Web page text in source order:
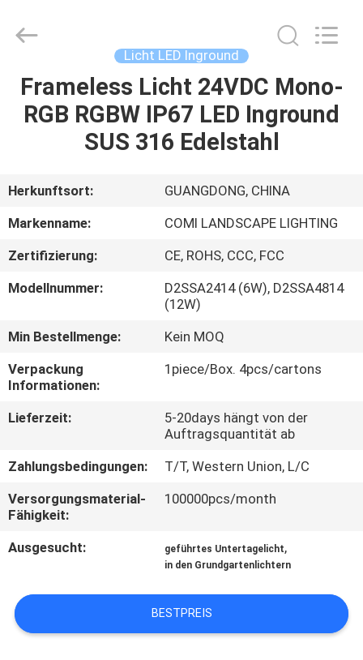
HAUS
PRODUKTE
ÜBER
UNS
FABRIK-
AUSFLUG
QUALITÄTSKONTROLLE
SIE
MIT
IN
VERBINDUNG
NACHRICHTEN
FÄLLE
LIMITED.
Licht LED Inground
Frameless Licht 24VDC Mono-
RGB RGBW IP67 LED Inground
SUS 316 Edelstahl
Herkunftsort:
GUANGDONG, CHINA
Markenname:
COMI LANDSCAPE LIGHTING
Zertifizierung:
CE, ROHS, CCC, FCC
Modellnummer:
D2SSA2414 (6W), D2SSA4814
(12W)
Min Bestellmenge:
Kein MOQ
Verpackung
Informationen:
1piece/Box. 4pcs/cartons
Lieferzeit:
5-20days hängt von der
Auftragsquantität ab
Zahlungsbedingungen:
T/T, Western Union, L/C
Versorgungsmaterial-
Fähigkeit:
100000pcs/month
Ausgesucht: geführtes Untertagelicht,
in den Grundgartenlichtern
BESTPREIS